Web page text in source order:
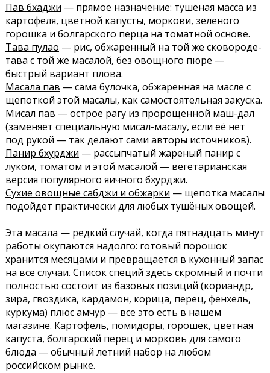
Пав бхаджи — прямое назначение: тушёная масса из
картофеля, цветной капусты, моркови, зелёного
горошка и болгарского перца на томатной основе.
Тава пулао — рис, обжаренный на той же сковороде-
тава с той же масалой, без овощного пюре —
быстрый вариант плова.
Масала пав — сама булочка, обжаренная на масле с
щепоткой этой масалы, как самостоятельная закуска.
Мисал пав — острое рагу из пророщенной маш-дал
(заменяет специальную мисал-масалу, если её нет
под рукой — так делают сами авторы источников).
Панир бхурджи — рассыпчатый жареный панир с
луком, томатом и этой масалой — вегетарианская
версия популярного яичного бхурджи.
Сухие овощные сабджи и обжарки — щепотка масалы
подойдет практически для любых тушёных овощей.
Эта масала — редкий случай, когда пятнадцать минут
работы окупаются надолго: готовый порошок
хранится месяцами и превращается в кухонный запас
на все случаи. Список специй здесь скромный и почти
полностью состоит из базовых позиций (кориандр,
зира, гвоздика, кардамон, корица, перец, фенхель,
куркума) плюс амчур — все это есть в нашем
магазине. Картофель, помидоры, горошек, цветная
капуста, болгарский перец и морковь для самого
блюда — обычный летний набор на любом
российском рынке.